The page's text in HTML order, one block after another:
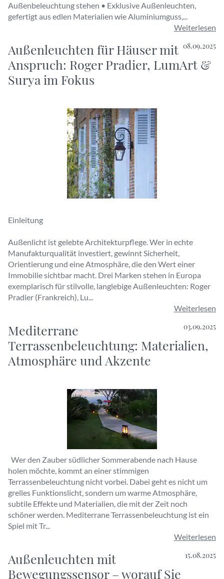
Außenbeleuchtung stehen • Exklusive Außenleuchten,
gefertigt aus edlen Materialien wie Aluminiumguss,...
Weiterlesen
08.09.2025
Außenleuchten für Häuser mit
Anspruch: Roger Pradier, LumArt &
Surya im Fokus
Einleitung
Außenlicht ist gelebte Architekturpflege. Wer in echte
Manufakturqualität investiert, gewinnt Sicherheit,
Orientierung und eine Atmosphäre, die den Wert einer
Immobilie sichtbar macht. Drei Marken stehen in Europa
exemplarisch für stilvolle, langlebige Außenleuchten: Roger
Pradier (Frankreich), Lu...
Weiterlesen
03.09.2025
Mediterrane
Terrassenbeleuchtung: Materialien,
Atmosphäre und Akzente
Wer den Zauber südlicher Sommerabende nach Hause
holen möchte, kommt an einer stimmigen
Terrassenbeleuchtung nicht vorbei. Dabei geht es nicht um
grelles Funktionslicht, sondern um warme Atmosphäre,
subtile Effekte und Materialien, die mit der Zeit noch
schöner werden. Mediterrane Terrassenbeleuchtung ist ein
Spiel mit Tr...
Weiterlesen
15.08.2025
Außenleuchten mit
Bewegungssensor – worauf Sie